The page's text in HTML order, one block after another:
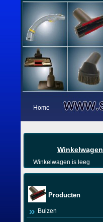
Home
Winkelwagen
Winkelwagen is leeg
Producten
Buizen